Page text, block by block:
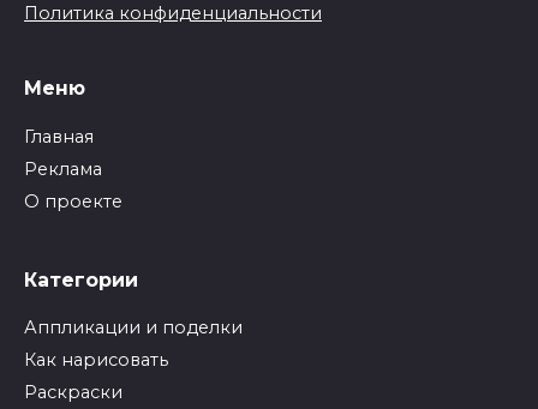
Политика конфиденциальности
Меню
Главная
Реклама
О проекте
Категории
Аппликации и поделки
Как нарисовать
Раскраски